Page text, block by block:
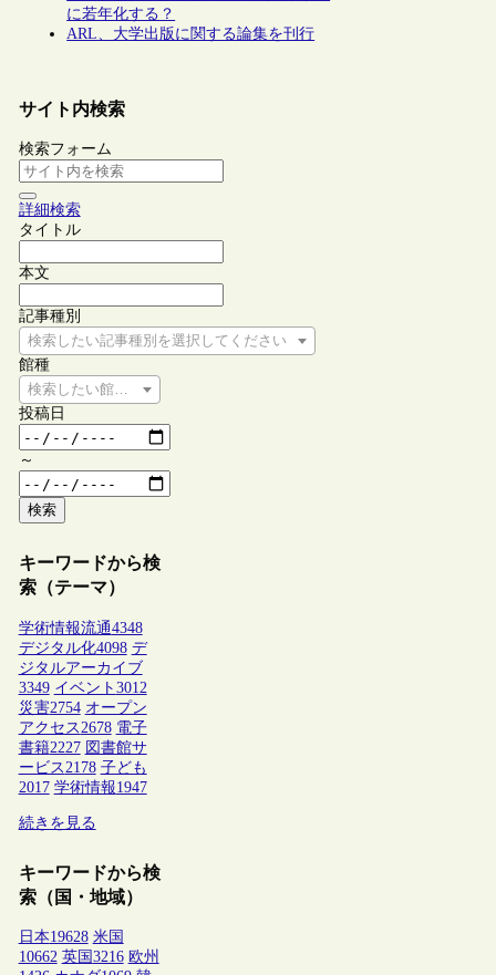
に若年化する？
ARL、大学出版に関する論集を刊行
サイト内検索
検索フォーム
詳細検索
タイトル
本文
記事種別
検索したい記事種別を選択してください
館種
検索したい館種を選択してください
投稿日
～
検索
キーワードから検
索（テーマ）
学術情報流通4348
デジタル化4098 デ
ジタルアーカイブ
3349 イベント 3012
災害2754 オープン
アクセス 2678 電子
書籍2227 図書館サ
ービス 2178 子ども
2017 学術情報1947
続きを見る
キーワードから検
索（国・地域）
日本19628 米国
10662 英国 3216 欧州